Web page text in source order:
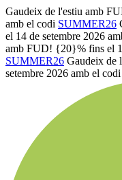
Gaudeix de l'estiu amb
amb el codi SUMMER26
el 14 de setembre 2026
amb FUD! {20}% fins el
SUMMER26 Gaudeix de
setembre 2026 amb el codi